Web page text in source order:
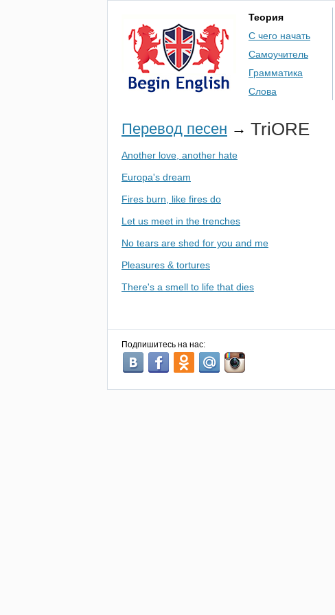
Теория
С чего начать
Самоучитель
Грамматика
Слова
Перевод песен → TriORE
Another love, another hate
Europa's dream
Fires burn, like fires do
Let us meet in the trenches
No tears are shed for you and me
Pleasures & tortures
There's a smell to life that dies
Подпишитесь на нас: